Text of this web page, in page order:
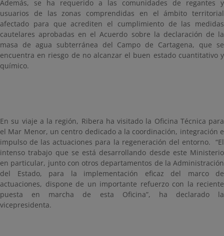
Además, se ha requerido a las comunidades de regantes y
usuarios de las zonas comprendidas en el ámbito territorial
afectado para que acrediten el cumplimiento de las medidas
cautelares aprobadas en el Acuerdo sobre la declaración de la
masa de agua subterránea del Campo de Cartagena, que se
encuentra en riesgo de no alcanzar el buen estado cuantitativo y
químico.
En su viaje a la región, Ribera ha visitado la Oficina Técnica para
el Mar Menor, un centro dedicado a la coordinación, integración e
impulso de las actuaciones para la regeneración del entorno. “El
intenso trabajo que se está desarrollando desde este Ministerio
en particular, junto con otros departamentos de la Administración
del Estado, para la implementación eficaz del marco de
actuaciones, dispone de un importante refuerzo con la reciente
puesta en marcha de esta Oficina”, ha declarado la
vicepresidenta.